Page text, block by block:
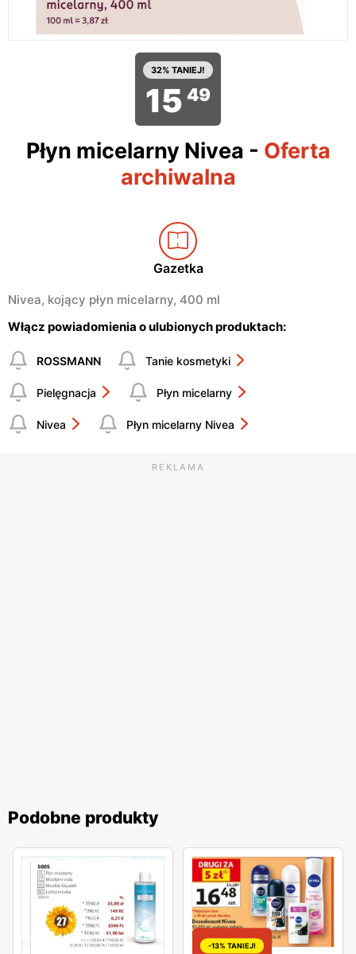
32% TANIEJ!
15 49
Płyn micelarny Nivea - Oferta
archiwalna
Gazetka
Nivea, kojący płyn micelarny, 400 ml
Włącz powiadomienia o ulubionych produktach:
ROSSMANN Tanie kosmetyki
Pielęgnacja Płyn micelarny
Nivea Płyn micelarny Nivea
REKLAMA
Podobne produkty
-13% TANIEJ!